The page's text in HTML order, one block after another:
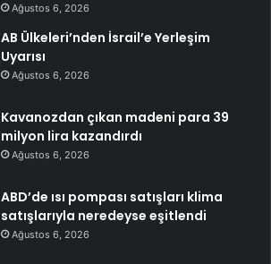
Ağustos 6, 2026
AB Ülkeleri’nden İsrail’e Yerleşim
Uyarısı
Ağustos 6, 2026
Kavanozdan çıkan madeni para 39
milyon lira kazandırdı
Ağustos 6, 2026
ABD’de ısı pompası satışları klima
satışlarıyla neredeyse eşitlendi
Ağustos 6, 2026